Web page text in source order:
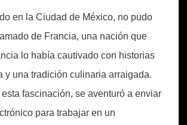
en la Ciudad de México, no pudo
de Francia, una nación que
lo había cautivado con historias
y una tradición culinaria arraigada.
esta fascinación, se aventuró a enviar
para trabajar en un